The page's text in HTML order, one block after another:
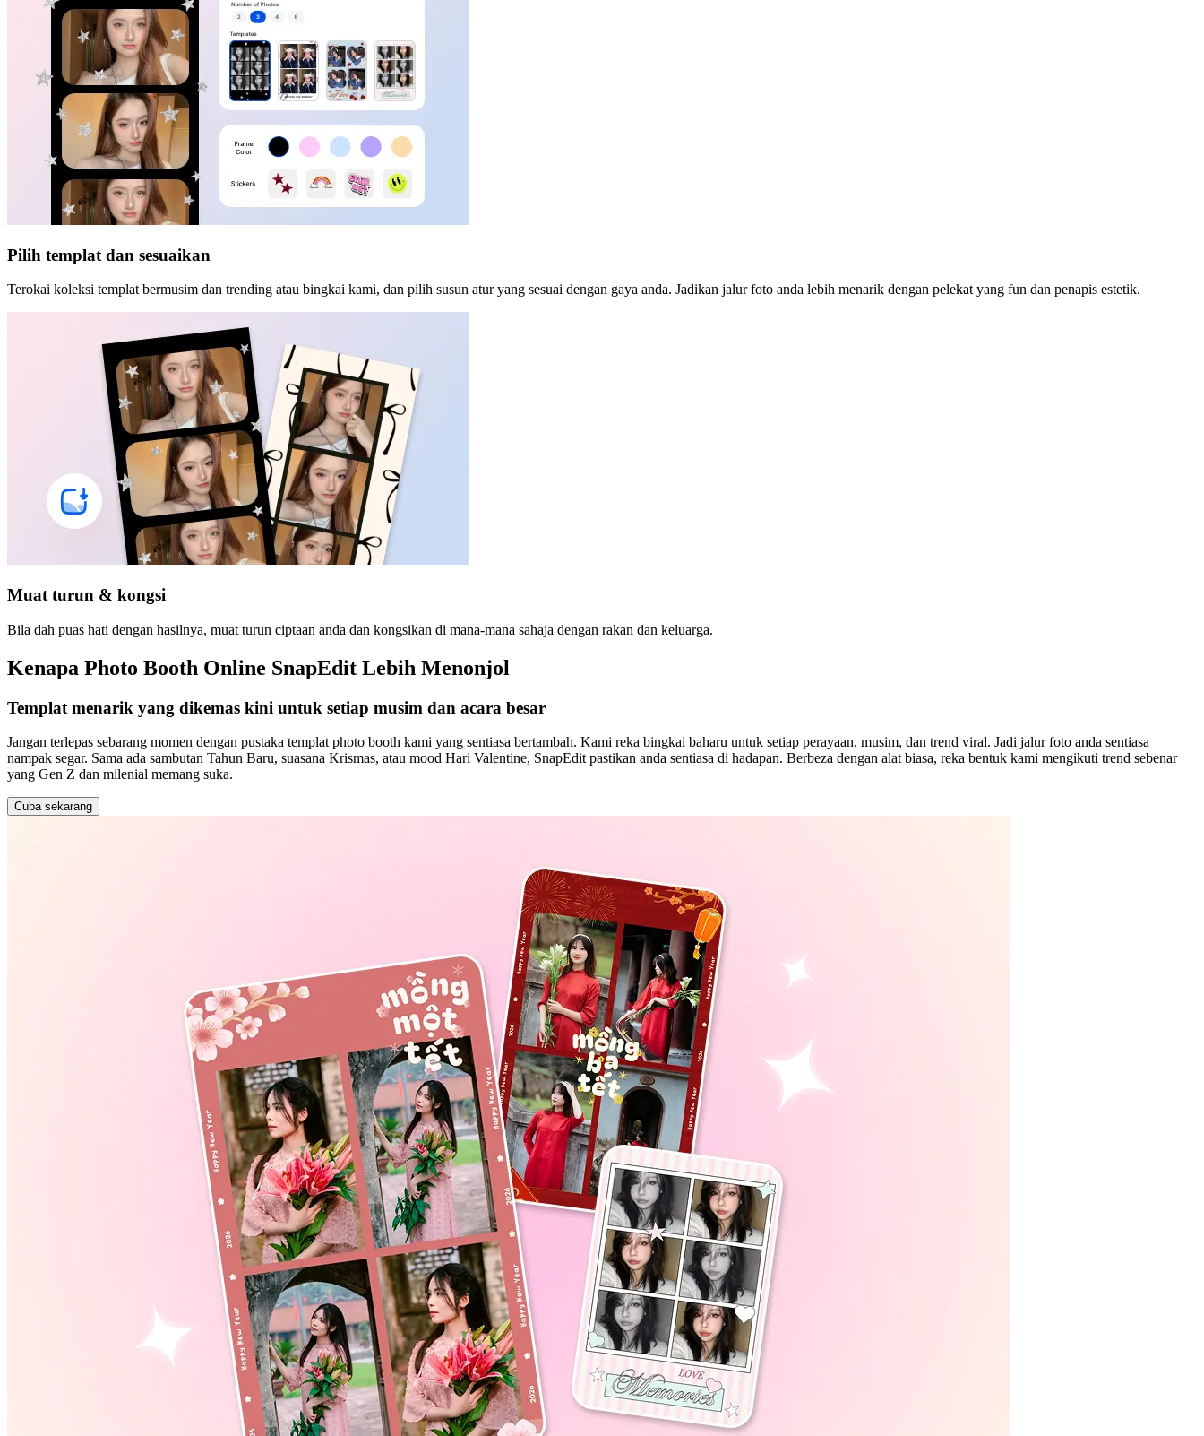
Pilih templat dan sesuaikan
Terokai koleksi templat bermusim dan trending atau bingkai kami, dan pilih susun atur yang sesuai dengan gaya anda. Jadikan jalur foto anda lebih menarik dengan pelekat yang fun dan penapis estetik.
Muat turun & kongsi
Bila dah puas hati dengan hasilnya, muat turun ciptaan anda dan kongsikan di mana-mana sahaja dengan rakan dan keluarga.
Kenapa Photo Booth Online SnapEdit Lebih Menonjol
Templat menarik yang dikemas kini untuk setiap musim dan acara besar
Jangan terlepas sebarang momen dengan pustaka templat photo booth kami yang sentiasa bertambah. Kami reka bingkai baharu untuk setiap perayaan, musim, dan trend viral. Jadi jalur foto anda sentiasa
nampak segar. Sama ada sambutan Tahun Baru, suasana Krismas, atau mood Hari Valentine, SnapEdit pastikan anda sentiasa di hadapan. Berbeza dengan alat biasa, reka bentuk kami mengikuti trend sebenar
yang Gen Z dan milenial memang suka.
Cuba sekarang